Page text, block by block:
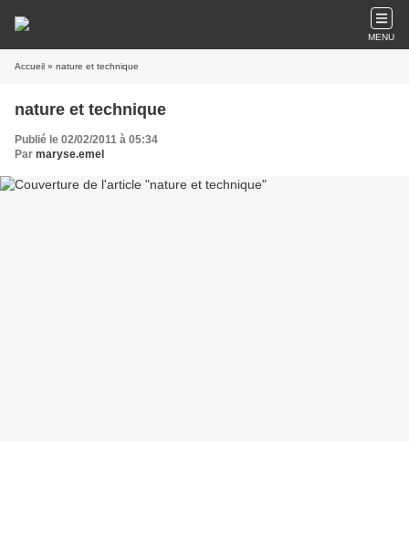
MENU
Accueil » nature et technique
nature et technique
Publié le 02/02/2011 à 05:34
Par maryse.emel